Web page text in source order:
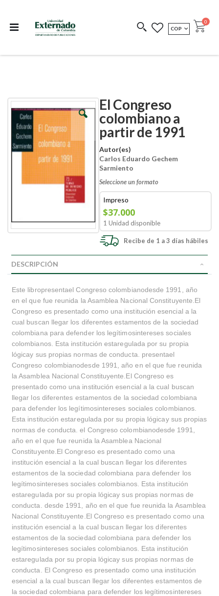
COEDICIONES REDIMIR CÓDIGO
MONEDA
COP Cart
0
El Congreso
colombiano a
partir de 1991
Autor(es)
Carlos Eduardo Gechem
Sarmiento
Seleccione un formato
Impreso
$37.000
1 Unidad disponible
Recibe de 1 a 3 días hábiles
Skip
to
end
the
images
Skip
to
beginning
the
images
DESCRIPCIÓN
Este libropresentael Congreso colombianodesde 1991, año
en el que fue reunida la Asamblea Nacional Constituyente.El
Congreso es presentado como una institución esencial a la
cual buscan llegar los diferentes estamentos de la sociedad
colombiana para defender los legítimosintereses sociales
colombianos. Esta institución estaregulada por su propia
lógicay sus propias normas de conducta. presentael
Congreso colombianodesde 1991, año en el que fue reunida
la Asamblea Nacional Constituyente.El Congreso es
presentado como una institución esencial a la cual buscan
llegar los diferentes estamentos de la sociedad colombiana
para defender los legítimosintereses sociales colombianos.
Esta institución estaregulada por su propia lógicay sus propias
normas de conducta. el Congreso colombianodesde 1991,
año en el que fue reunida la Asamblea Nacional
Constituyente.El Congreso es presentado como una
institución esencial a la cual buscan llegar los diferentes
estamentos de la sociedad colombiana para defender los
legítimosintereses sociales colombianos. Esta institución
estaregulada por su propia lógicay sus propias normas de
conducta. desde 1991, año en el que fue reunida la Asamblea
Nacional Constituyente.El Congreso es presentado como una
institución esencial a la cual buscan llegar los diferentes
estamentos de la sociedad colombiana para defender los
legítimosintereses sociales colombianos. Esta institución
estaregulada por su propia lógicay sus propias normas de
conducta. El Congreso es presentado como una institución
esencial a la cual buscan llegar los diferentes estamentos de
la sociedad colombiana para defender los legítimosintereses